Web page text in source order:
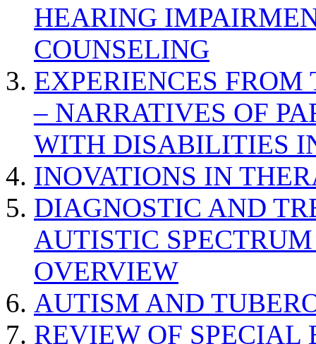
HEARING
COUNSELING
EXPERIENCES
– NARRATIVES OF
WITH DISABILITIES
INOVATIONS IN
DIAGNOSTIC AND
AUTISTIC
OVERVIEW
AUTISM AND
REVIEW OF SPECIAL